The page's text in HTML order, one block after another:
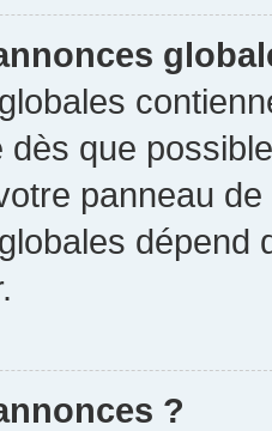
que
panneau
dépend
?